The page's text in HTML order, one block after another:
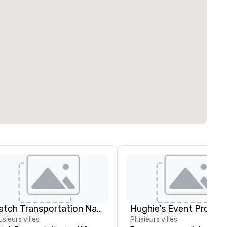
Catch Transportation Nationwide
villes
Plusieurs villes